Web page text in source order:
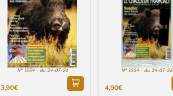
N° 1554 - du 24-07-26
3,90€
N° 1554 - du 24-07-26
4,90€